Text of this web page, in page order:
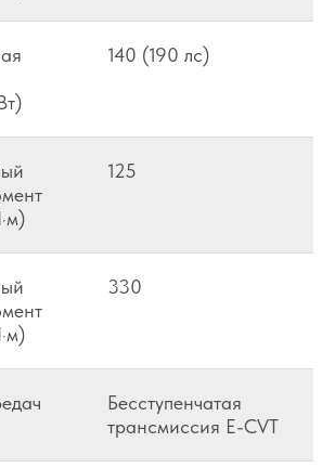
140 (190 лс)
125
330
Бесступенчатая
трансмиссия E-CVT